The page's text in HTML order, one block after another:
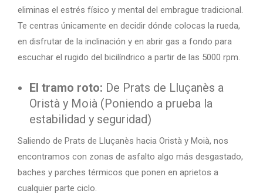
eliminas el estrés físico y mental del embrague tradicional.
Te centras únicamente en decidir dónde colocas la rueda,
en disfrutar de la inclinación y en abrir gas a fondo para
escuchar el rugido del bicilíndrico a partir de las 5000 rpm.
El tramo roto: De Prats de Lluçanès a
Oristà y Moià (Poniendo a prueba la
estabilidad y seguridad)
Saliendo de Prats de Lluçanès hacia Oristà y Moià, nos
encontramos con zonas de asfalto algo más desgastado,
baches y parches térmicos que ponen en aprietos a
cualquier parte ciclo.